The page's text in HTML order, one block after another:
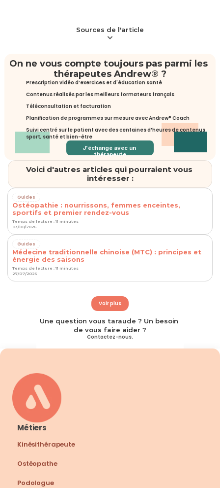
Sources de l'article
On ne vous compte toujours pas parmi les
thérapeutes Andrew® ?
Prescription vidéo d’exercices et d'éducation santé
Contenus réalisés par les meilleurs formateurs français
Téléconsultation et facturation
Planification de programmes sur mesure avec Andrew® Coach
Suivi centré sur le patient avec des centaines d’heures de contenus
sport, santé et bien-être
J'échange avec un
thérapeute
Voici d'autres articles qui pourraient vous
intéresser :
Guides
Ostéopathie : nourrissons, femmes enceintes,
sportifs et premier rendez-vous
Temps de lecture : 11 minutes
03/08/2026
Guides
Médecine traditionnelle chinoise (MTC) : principes et
énergie des saisons
Temps de lecture : 11 minutes
27/07/2026
Voir plus
Une question vous taraude ? Un besoin
de vous faire aider ?
Contactez-nous.
Métiers
Ostéopathe
Podologue
Kinésithérapeute